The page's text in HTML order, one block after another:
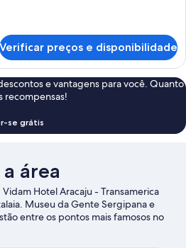
Verificar preços e disponibilidade
e vantagens para você. Quanto
recompensas!
se grátis
área
Hotel Aracaju - Transamerica
Museu da Gente Sergipana e
entre os pontos mais famosos no
conta com atrações como